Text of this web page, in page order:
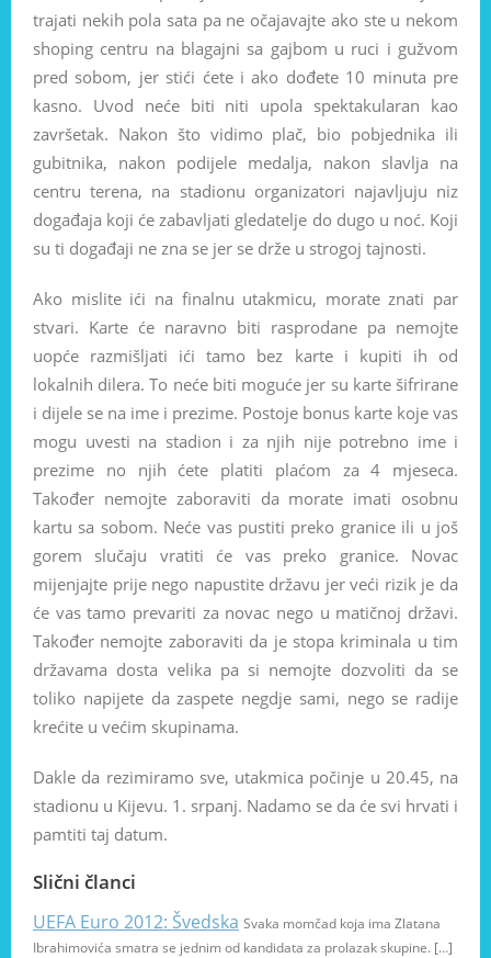
trajati nekih pola sata pa ne očajavajte ako ste u nekom
shoping centru na blagajni sa gajbom u ruci i gužvom
pred sobom, jer stići ćete i ako dođete 10 minuta pre
kasno. Uvod neće biti niti upola spektakularan kao
završetak. Nakon što vidimo plač, bio pobjednika ili
gubitnika, nakon podijele medalja, nakon slavlja na
centru terena, na stadionu organizatori najavljuju niz
događaja koji će zabavljati gledatelje do dugo u noć. Koji
su ti događaji ne zna se jer se drže u strogoj tajnosti.
Ako mislite ići na finalnu utakmicu, morate znati par
stvari. Karte će naravno biti rasprodane pa nemojte
uopće razmišljati ići tamo bez karte i kupiti ih od
lokalnih dilera. To neće biti moguće jer su karte šifrirane
i dijele se na ime i prezime. Postoje bonus karte koje vas
mogu uvesti na stadion i za njih nije potrebno ime i
prezime no njih ćete platiti plaćom za 4 mjeseca.
Također nemojte zaboraviti da morate imati osobnu
kartu sa sobom. Neće vas pustiti preko granice ili u još
gorem slučaju vratiti će vas preko granice. Novac
mijenjajte prije nego napustite državu jer veći rizik je da
će vas tamo prevariti za novac nego u matičnoj državi.
Također nemojte zaboraviti da je stopa kriminala u tim
državama dosta velika pa si nemojte dozvoliti da se
toliko napijete da zaspete negdje sami, nego se radije
krećite u većim skupinama.
Dakle da rezimiramo sve, utakmica počinje u 20.45, na
stadionu u Kijevu. 1. srpanj. Nadamo se da će svi hrvati i
pamtiti taj datum.
Slični članci
UEFA Euro 2012: Švedska Svaka momčad koja ima Zlatana
Ibrahimovića smatra se jednim od kandidata za prolazak skupine. […]